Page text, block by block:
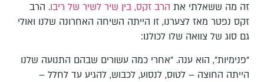
זה מה ששאלתי את הרב זקס, בין שיר לשיר של ריבו. הרב
זקס נפטר מאז לצערנו, זו הייתה השיחה האחרונה שלנו ואולי
גם סוג של צוואה שלו לכולנו:
"פנימיות", הוא ענה. "אחרי כמה עשורים שבהם התנועה שלנו
הייתה החוצה – לטוס, לנסוע, לכבוש, להגיע עד לחלל –